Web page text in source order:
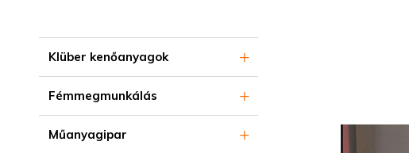
Klüber kenőanyagok
Fémmegmunkálás
Műanyagipar